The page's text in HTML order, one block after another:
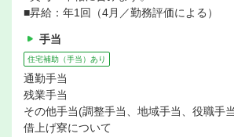
■昇給：年1回（4月／勤務評価による）
手当
住宅補助（手当）あり
通勤手当
残業手当
その他手当(調整手当、地域手当、役職手
借上げ寮について